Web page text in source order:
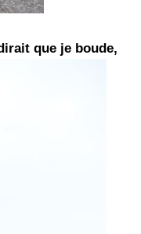
que je boude,